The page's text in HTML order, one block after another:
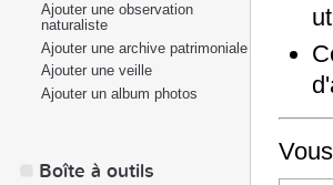
Ajouter une observation
naturaliste
Ajouter une archive patrimoniale
Ajouter une veille
Ajouter un album photos
Boîte à outils